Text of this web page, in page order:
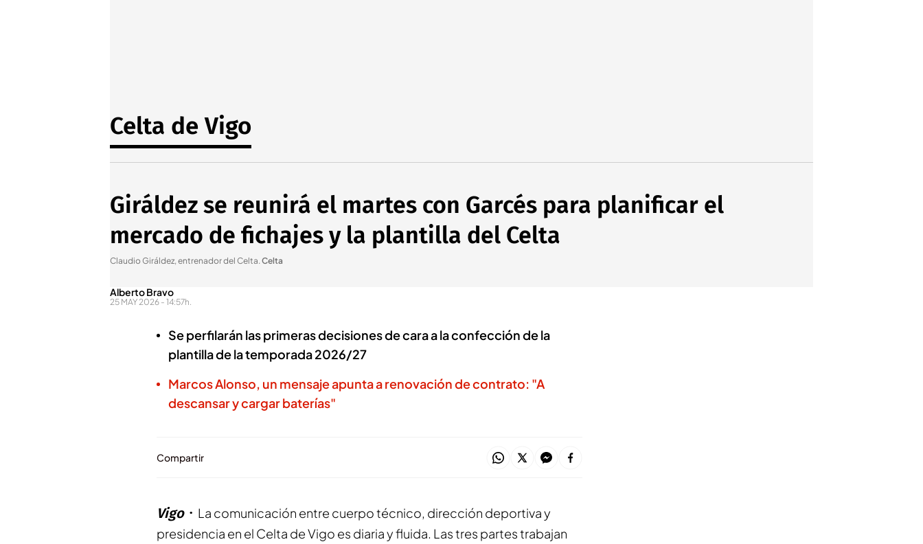
Celta de Vigo
Giráldez se reunirá el martes con Garcés para planificar el
mercado de fichajes y la plantilla del Celta
Claudio Giráldez, entrenador del Celta.Celta
Alberto Bravo
25 MAY 2026 - 14:57h.
Se perfilarán las primeras decisiones de cara a la confección de la
plantilla de la temporada 2026/27
Marcos Alonso, un mensaje apunta a renovación de contrato: "A
descansar y cargar baterías"
Compartir
Vigo
La comunicación entre cuerpo técnico, dirección deportiva y
presidencia en el Celta de Vigo es diaria y fluida. Las tres partes trabajan